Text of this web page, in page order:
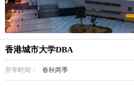
香港城市大学DBA
开学时间： 春秋两季